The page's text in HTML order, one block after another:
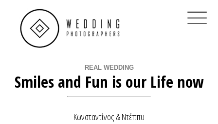
×
Home
Real Weddings
Φωτογράφοι Γάμου Αθήνα
Φωτογράφοι Γάμου Θεσσαλονίκη
REAL WEDDING
Smiles and Fun is our Life now
Κωνσταντίνος & Ντέππυ